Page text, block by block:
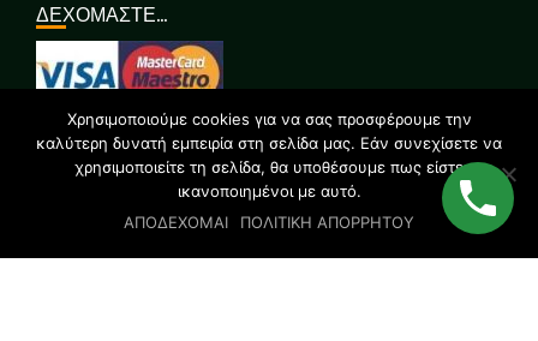
ΔΕΧΟΜΑΣΤΕ…
ΣΥΝΔΕΘΕΙΤΕ ΜΑΖΙ ΜΑΣ…
Χρησιμοποιούμε cookies για να σας προσφέρουμε την
καλύτερη δυνατή εμπειρία στη σελίδα μας. Εάν συνεχίσετε να
χρησιμοποιείτε τη σελίδα, θα υποθέσουμε πως είστε
ικανοποιημένοι με αυτό.
ΑΠΟΔΕΧΟΜΑΙ
ΠΟΛΙΤΙΚΗ ΑΠΟΡΡΗΤΟΥ